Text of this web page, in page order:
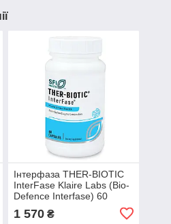
Інтерфаза THER-BIOTIC
InterFase Klaire Labs (Bio-
Defence Interfase) 60
BX061
1 570₴